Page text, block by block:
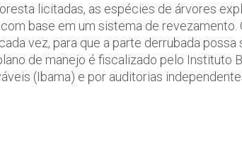
licitadas, as espécies de árvores
base em um sistema de
vez, para que a parte derrubada
de manejo é fiscalizado pelo Instituto
(Ibama) e por auditorias